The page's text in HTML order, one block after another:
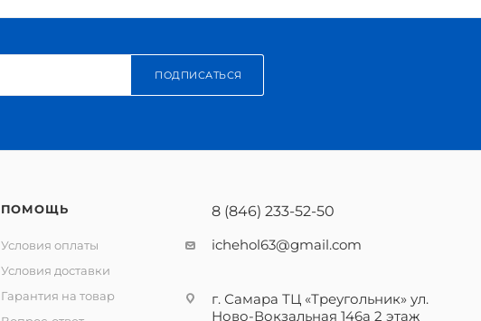
ПОДПИСАТЬСЯ
ПОМОЩЬ
Условия оплаты
Условия доставки
Гарантия на товар
8 (846) 233-52-50
ichehol63@gmail.com
г. Самара ТЦ «Треугольник» ул.
Ново-Вокзальная 146а 2 этаж